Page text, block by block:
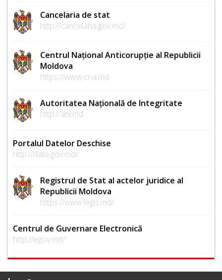
Cancelaria de stat
http://cancelaria.gov.md/
Centrul Național Anticorupție al Republicii
Moldova
https://www.cna.md
Autoritatea Națională de Integritate
http://ani.md
Portalul Datelor Deschise
http://date.gov.md/
Registrul de Stat al actelor juridice al
Republicii Moldova
https://www.legis.md/
Centrul de Guvernare Electronică
http://egov.md/